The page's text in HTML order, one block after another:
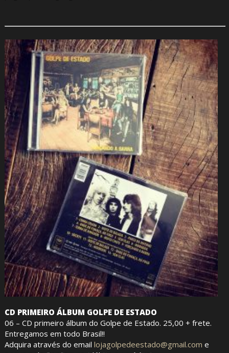
CD PRIMEIRO ÁLBUM GOLPE DE ESTADO
06 – CD primeiro álbum do Golpe de Estado. 25,00 + frete.
Entregamos em todo Brasil!!
Adquira através do email lojagolpedeestado@gmail.com e